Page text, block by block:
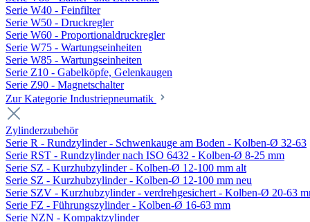
Serie W40 - Feinfilter
Serie W50 - Druckregler
Serie W60 - Proportionaldruckregler
Serie W75 - Wartungseinheiten
Serie W85 - Wartungseinheiten
Serie Z10 - Gabelköpfe, Gelenkaugen
Serie Z90 - Magnetschalter
Zur Kategorie Industriepneumatik
Zylinderzubehör
Serie R - Rundzylinder - Schwenkauge am Boden - Kolben-Ø 32-63
Serie RST - Rundzylinder nach ISO 6432 - Kolben-Ø 8-25 mm
Serie SZ - Kurzhubzylinder - Kolben-Ø 12-100 mm alt
Serie SZ - Kurzhubzylinder - Kolben-Ø 12-100 mm neu
Serie SZV - Kurzhubzylinder - verdrehgesichert - Kolben-Ø 20-63
Serie FZ - Führungszylinder - Kolben-Ø 16-63 mm
Serie NZN - Kompaktzylinder